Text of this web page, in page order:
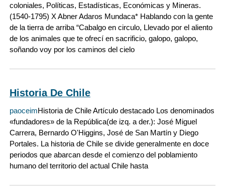
coloniales, Políticas, Estadísticas, Económicas y Mineras.
(1540-1795) X Abner Adaros Mundaca* Hablando con la gente
de la tierra de arriba “Cabalgo en circulo, Llevado por el aliento
de los animales que te ofrecí en sacrificio, galopo, galopo,
soñando voy por los caminos del cielo
Historia De Chile
paoceimHistoria de Chile Artículo destacado Los denominados
«fundadores» de la República(de izq. a der.): José Miguel
Carrera, Bernardo O'Higgins, José de San Martín y Diego
Portales. La historia de Chile se divide generalmente en doce
periodos que abarcan desde el comienzo del poblamiento
humano del territorio del actual Chile hasta